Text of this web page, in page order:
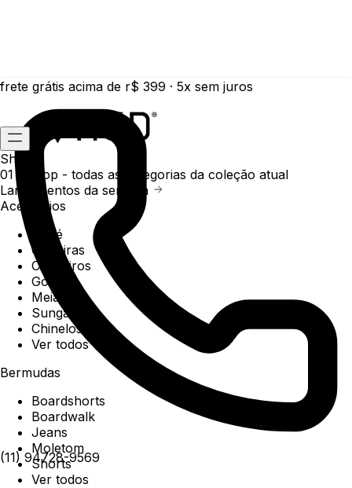
frete grátis acima de r$ 399 · 5x sem juros
(11) 94728-9569
Shop
01 /
Shop - todas as categorias da coleção atual
Lançamentos da semana
Acessórios
Boné
Carteiras
Chaveiros
Gorros
Meias
Sunga
Chinelos
Ver todos
Bermudas
Boardshorts
Boardwalk
Jeans
Moletom
Shorts
Ver todos